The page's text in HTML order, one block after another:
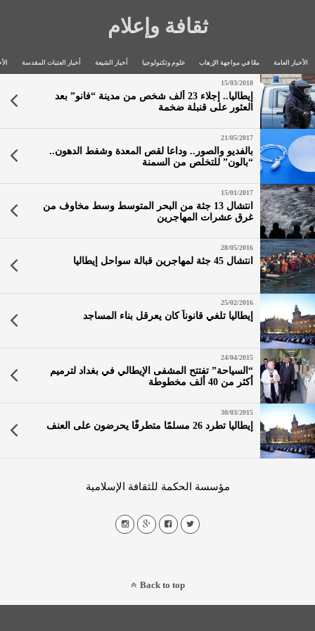
ثقافة وإعلام
الأخبار العامة معًا في مواجهة الإرهاب علوم وتكنولوجيا أخبار الشيعة أخبار العتبات المقدسة
15/03/2018
إيطاليا.. إجلاء 23 ألف شخص من مدينة “فانو” بعد
العثور على قنبلة ضخمة
21/05/2017
بالفديو والصور.. وداعا لقص المعدة وشفط الدهون..
“بالون” للتخلص من السمنة
15/01/2017
انتشال 13 جثة من البحر المتوسط وسط مخاوف من
غرق عشرات المهاجرين
28/05/2016
انتشال 45 جثة لمهاجرين قبالة سواحل إيطاليا
25/02/2016
إيطاليا تلغي قانوناً كان يعرقل بناء المساجد
24/04/2015
“السياحة” تفتتح المشفى الإيطالي في بغداد لترميم
أكثر من 40 ألف مخطوطة
30/03/2015
إيطاليا تطرد 26 مسلمًا متطرفًا يحرضون على العنف
مؤسسة الحكمة للثقافة الإسلامية
Back to top